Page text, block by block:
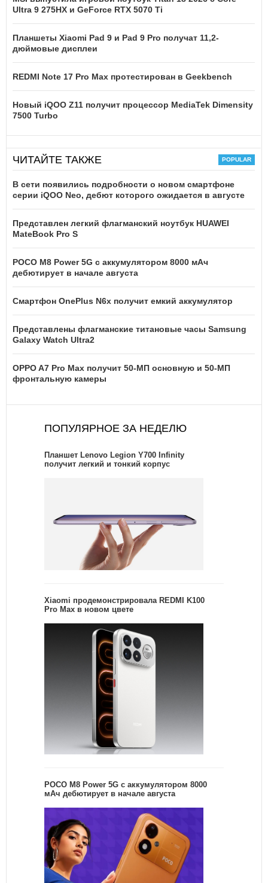
Ultra 9 275HX и GeForce RTX 5070 Ti
Планшеты Xiaomi Pad 9 и Pad 9 Pro получат 11,2-
дюймовые дисплеи
REDMI Note 17 Pro Max протестирован в Geekbench
Новый iQOO Z11 получит процессор MediaTek Dimensity
7500 Turbo
ЧИТАЙТЕ ТАКЖЕ
В сети появились подробности о новом смартфоне
серии iQOO Neo, дебют которого ожидается в августе
Представлен легкий флагманский ноутбук HUAWEI
MateBook Pro S
POCO M8 Power 5G с аккумулятором 8000 мАч
дебютирует в начале августа
Смартфон OnePlus N6x получит емкий аккумулятор
Представлены флагманские титановые часы Samsung
Galaxy Watch Ultra2
OPPO A7 Pro Max получит 50-МП основную и 50-МП
фронтальную камеры
ПОПУЛЯРНОЕ ЗА НЕДЕЛЮ
Планшет Lenovo Legion Y700 Infinity
получит легкий и тонкий корпус
Xiaomi продемонстрировала REDMI K100
Pro Max в новом цвете
POCO M8 Power 5G с аккумулятором 8000
мАч дебютирует в начале августа